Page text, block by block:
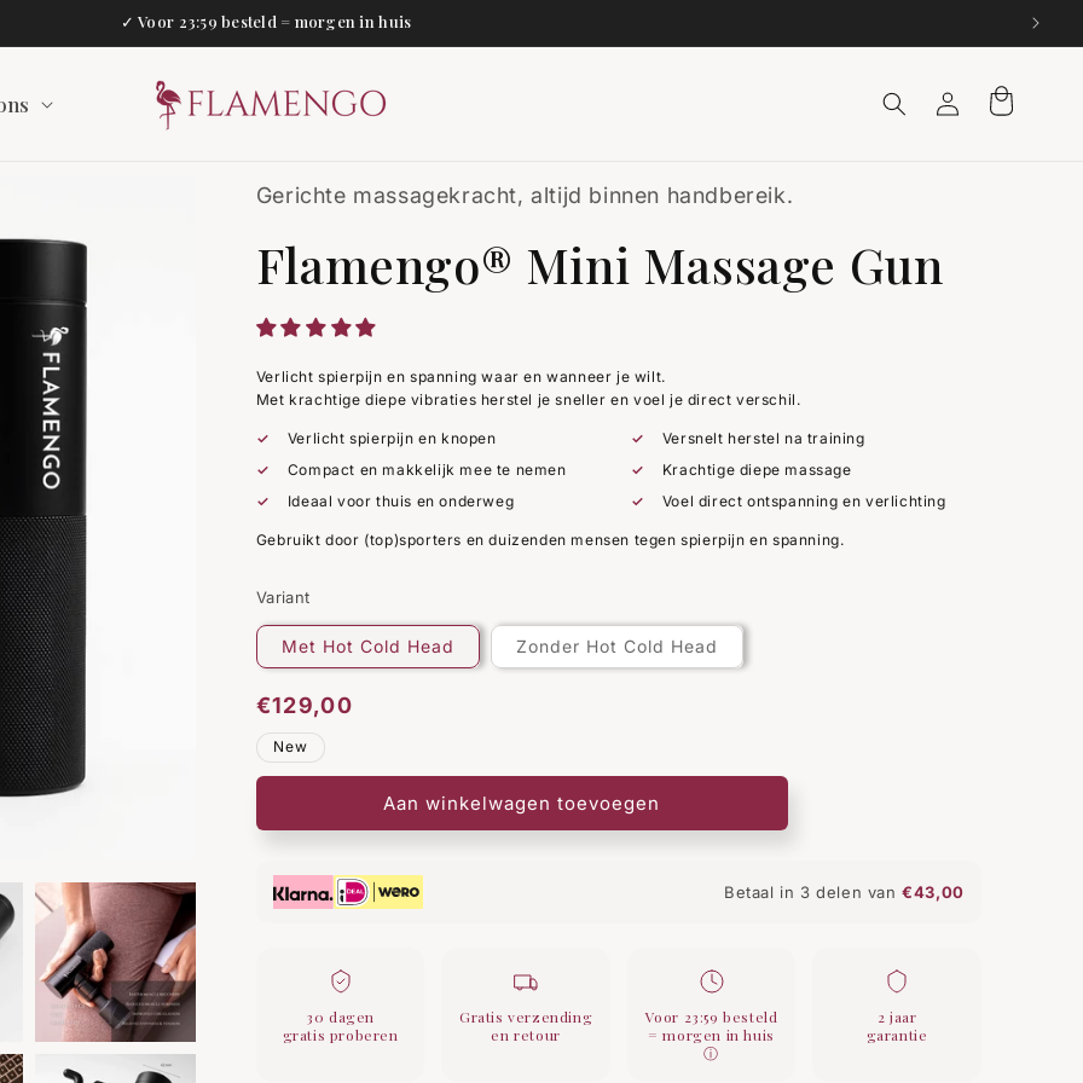
✓ Voor 23:59 besteld = morgen in huis
Inloggen
Winkelwagen
Gerichte massagekracht, altijd binnen handbereik.
Flamengo® Mini Massage Gun
Verlicht spierpijn en spanning waar en wanneer je wilt.
Met krachtige diepe vibraties herstel je sneller en voel je direct verschil.
Verlicht spierpijn en knopen
Versnelt herstel na training
Compact en makkelijk mee te nemen
Krachtige diepe massage
Ideaal voor thuis en onderweg
Voel direct ontspanning en verlichting
Gebruikt door (top)sporters en duizenden mensen tegen spierpijn en spanning.
Variant
Met Hot Cold Head Zonder Hot Cold Head
Normale
prijs
€129,00
New
Aan winkelwagen toevoegen
Betaal in 3 delen van€43,00
30 dagen
gratis proberen
Gratis verzending
en retour
Voor 23:59 besteld
= morgen in huis
ⓘ
2 jaar
garantie